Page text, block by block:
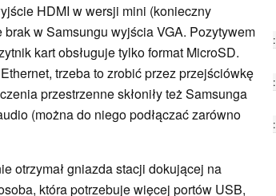
HDMI w wersji mini (konieczny
w Samsungu wyjścia VGA. Pozytywem
kart obsługuje tylko format MicroSD.
trzeba to zrobić przez przejściówkę
przestrzenne skłoniły też Samsunga
(można do niego podłączać zarówno
otrzymał gniazda stacji dokującej na
która potrzebuje więcej portów USB,